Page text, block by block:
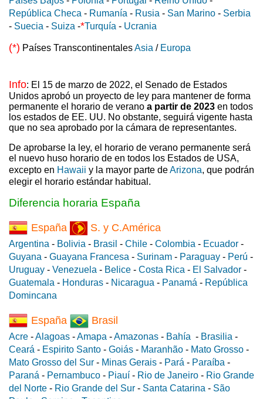
República Checa - Rumanía - Rusia - San Marino - Serbia
- Suecia - Suiza -*Turquía - Ucrania
(*) Países TranscontinentalesAsia / Europa
Info: El 15 de marzo de 2022, el Senado de Estados
Unidos aprobó un proyecto de ley para mantener de forma
permanente el horario de verano a partir de 2023 en todos
los estados de EE. UU. No obstante, seguirá vigente hasta
que no sea aprobado por la cámara de representantes.
De aprobarse la ley, el horario de verano permanente será
el nuevo huso horario de en todos los Estados de USA,
excepto en Hawaii y la mayor parte deArizona, que podrán
elegir el horario estándar habitual.
Diferencia horaria España
España S. y C.América
Argentina - Bolivia - Brasil - Chile - Colombia - Ecuador -
Guyana - Guayana Francesa - Surinam - Paraguay - Perú -
Uruguay - Venezuela - Belice - Costa Rica - El Salvador -
Guatemala - Honduras - Nicaragua - Panamá - República
Domincana
España Brasil
Acre -Alagoas -Amapa -Amazonas - Bahía - Brasilia -
Ceará - Espirito Santo - Goiás - Maranhão - Mato Grosso -
Mato Grosso del Sur - Minas Gerais - Pará - Paraíba -
Paraná - Pernambuco - Piauí - Rio de Janeiro - Rio Grande
del Norte - Rio Grande del Sur - Santa Catarina - São